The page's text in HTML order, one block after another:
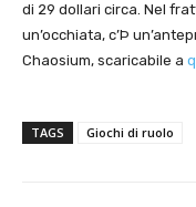
di 29 dollari circa. Nel
un’occhiata, c’Þ
Chaosium, scaricabile a
TAGS Giochi di ruolo